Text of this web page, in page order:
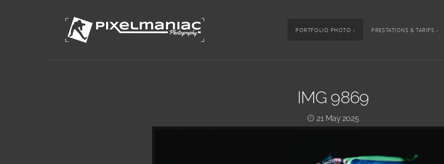
PORTFOLIO PHOTO PRESTATIONS & TARIFS
IMG 9869
21 May 2025